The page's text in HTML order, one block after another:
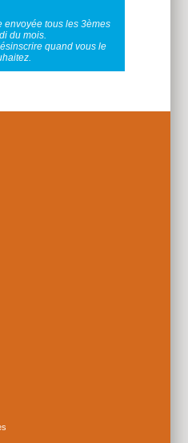
envoyée tous les 3èmes
du mois.
quand vous le